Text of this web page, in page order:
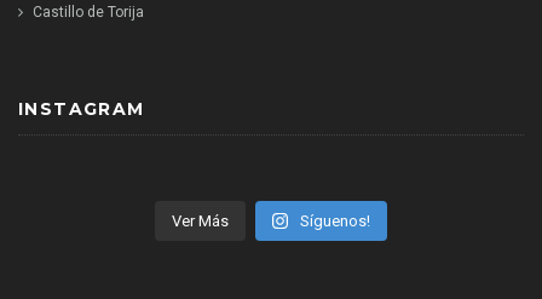
Castillo de Torija
INSTAGRAM
Ver Más Síguenos!